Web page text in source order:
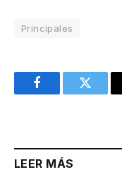
Principales
FacebookTwitter
LEER MÁS